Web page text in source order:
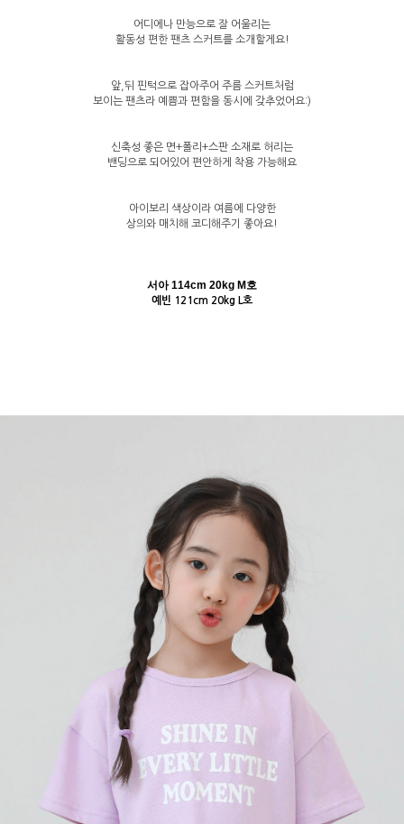
어디에나 만능으로 잘 어울리는
활동성 편한 팬츠 스커트를 소개할게요!
앞,뒤 핀턱으로 잡아주어 주름 스커트처럼
보이는 팬츠라 예쁨과 편함을 동시에 갖추었어요:)
신축성 좋은 면+폴리+스판 소재로 허리는
밴딩으로 되어있어 편안하게 착용 가능해요
아이보리 색상이라 여름에 다양한
상의와 매치해 코디해주기 좋아요!
서아 114cm 20kg M호
예빈 121cm 20kg L호